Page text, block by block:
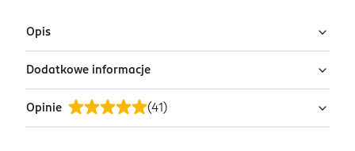
Opis
Gryzak Neno Frutta wyposażony w pojemnik z
siateczką, przez który można bezpiecznie podawać
maluchowi warzywa i owoce. Dla dziecka od 4.
miesiąca życia. Gryzak ułatwia naukę gryzienia
Dodatkowe informacje
PRODUCENT/PODMIOT ODPOWIEDZIALNY
KGK Trend sp. z o.o.
Opinie (41 )